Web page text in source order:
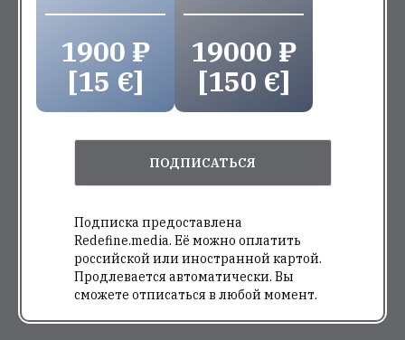
1900 ₽
[15 €]
19000 ₽
[150 €]
ПОДПИСАТЬСЯ
Подписка предоставлена
Redefine.media. Её можно оплатить
российской или иностранной картой.
Продлевается автоматически. Вы
сможете отписаться в любой момент.